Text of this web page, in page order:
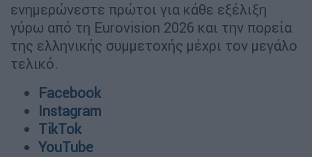
ενημερώνεστε πρώτοι για κάθε εξέλιξη
γύρω από τη Eurovision 2026 και την πορεία
της ελληνικής συμμετοχής μέχρι τον μεγάλο
τελικό.
Facebook
Instagram
TikTok
YouTube